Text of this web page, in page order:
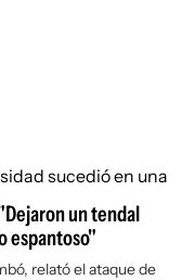
un tendal
espantoso"
relató el ataque de